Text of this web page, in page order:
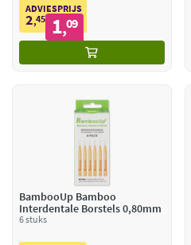
ADVIESPRIJS
2,45 1,09
BambooUp Bamboo
Interdentale Borstels 0,80mm
6 stuks